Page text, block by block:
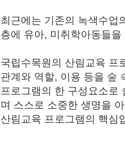
최근에는 기존의 녹색수업
층에 유아, 미취학아동들
국립수목원의 산림교육 프
관계와 역할, 이용 등을 숲
프로그램의 한 구성요소로
며 스스로 소중한 생명을
산림교육 프로그램의 핵심